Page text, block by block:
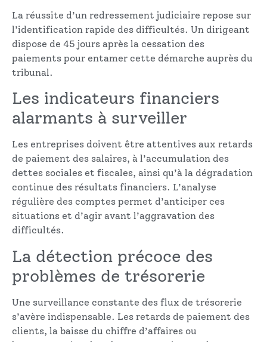
La réussite d’un redressement judiciaire repose sur
l’identification rapide des difficultés. Un dirigeant
dispose de 45 jours après la cessation des
paiements pour entamer cette démarche auprès du
tribunal.
Les indicateurs financiers
alarmants à surveiller
Les entreprises doivent être attentives aux retards
de paiement des salaires, à l’accumulation des
dettes sociales et fiscales, ainsi qu’à la dégradation
continue des résultats financiers. L’analyse
régulière des comptes permet d’anticiper ces
situations et d’agir avant l’aggravation des
difficultés.
La détection précoce des
problèmes de trésorerie
Une surveillance constante des flux de trésorerie
s’avère indispensable. Les retards de paiement des
clients, la baisse du chiffre d’affaires ou